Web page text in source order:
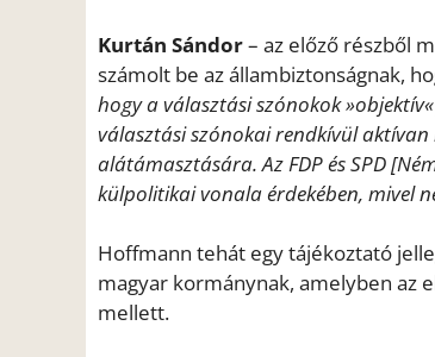
Kurtán Sándor– az előző részből
számolt be az állambiztonságnak,
hogy a választási szónokok
választási szónokai rendkívül
alátámasztására. Az FDP és SPD
külpolitikai vonala érdekében, mivel
Hoffmann tehát egy tájékoztató
magyar kormánynak, amelyben az
mellett.